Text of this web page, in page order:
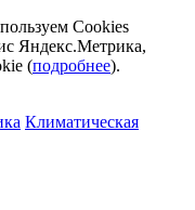
Cookies
Яндекс.Метрика,
(подробнее).
Климатическая